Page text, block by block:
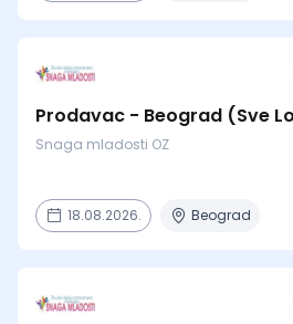
Prodavac - Beograd (Sve
Snaga mladosti OZ
18.08.2026. Beograd